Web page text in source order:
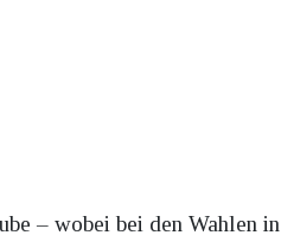
– wobei bei den Wahlen in